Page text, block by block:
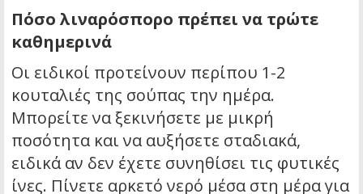
Πόσο λιναρόσπορο πρέπει να τρώτε
καθημερινά
Οι ειδικοί προτείνουν περίπου 1-2
κουταλιές της σούπας την ημέρα.
Μπορείτε να ξεκινήσετε με μικρή
ποσότητα και να αυξήσετε σταδιακά,
ειδικά αν δεν έχετε συνηθίσει τις φυτικές
ίνες. Πίνετε αρκετό νερό μέσα στη μέρα για